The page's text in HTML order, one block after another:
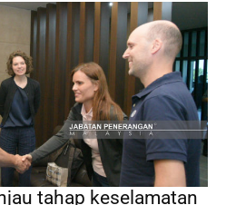
tahap keselamatan